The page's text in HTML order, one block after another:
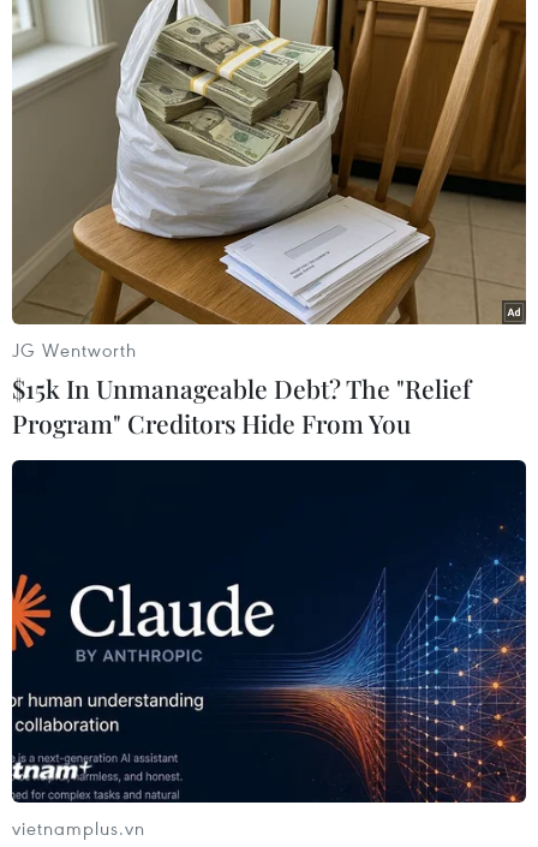
#Baghdad #Joe Biden #Binh sỹ Mỹ
#USF-I
Iraq
Mỹ
TIN CÙNG CHUYÊN MỤC
Iran và Oman thống nhất mở lại eo
biển Hormuz trong 60 ngày
06/08/2026 12:25
JG Wentworth
$15k In Unmanageable Debt? The "Relief
Program" Creditors Hide From You
vietnamplus.vn